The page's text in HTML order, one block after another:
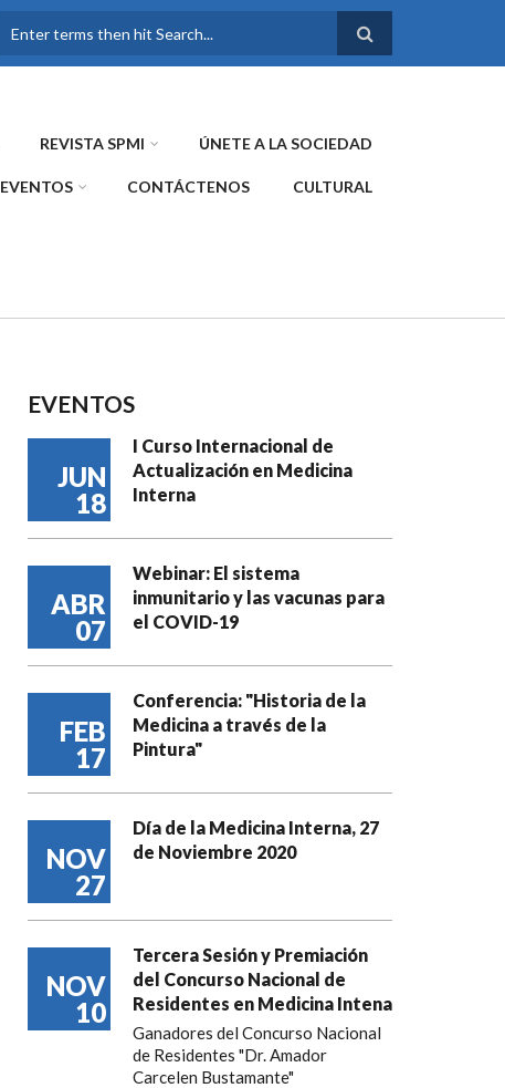
FORMULARIO DE
REVISTA SPMI ÚNETE A LA SOCIEDAD
EVENTOS CONTÁCTENOS CULTURAL
EVENTOS
JUN
18
I Curso Internacional de
Actualización en Medicina
Interna
ABR
07
Webinar: El sistema
inmunitario y las vacunas para
el COVID-19
FEB
17
Conferencia: "Historia de la
Medicina a través de la
Pintura"
NOV
27
Día de la Medicina Interna, 27
de Noviembre 2020
NOV
10
Tercera Sesión y Premiación
del Concurso Nacional de
Residentes en Medicina Intena
Ganadores del Concurso Nacional
de Residentes "Dr. Amador
Carcelen Bustamante"